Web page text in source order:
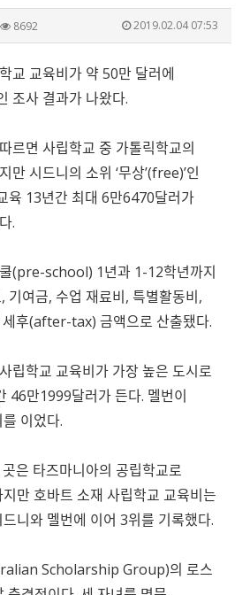
8692 2019.02.04 07:53
교 교육비가 약 50만 달러에
조사 결과가 나왔다.
르면 사립학교 중 가톨릭학교의
만 시드니의 소위 ‘무상’(free)’인
육 13년간 최대 6만6470달러가
.
(pre-school) 1년과 1-12학년까지
기여금, 수업 재료비, 특별활동비,
후(after-tax) 금액으로 산출됐다.
립학교 교육비가 가장 높은 도시로
46만1999달러가 든다. 멜번이
이었다.
은 타즈마니아의 공립학교로
만 호바트 소재 사립학교 교육비는
니와 멜번에 이어 3위를 기록했다.
Scholarship Group)의 로스